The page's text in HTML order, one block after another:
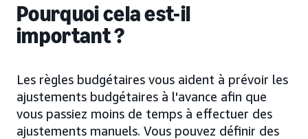
Pourquoi cela est-il
important ?
Les règles budgétaires vous aident à prévoir les
ajustements budgétaires à l'avance afin que
vous passiez moins de temps à effectuer des
ajustements manuels. Vous pouvez définir des